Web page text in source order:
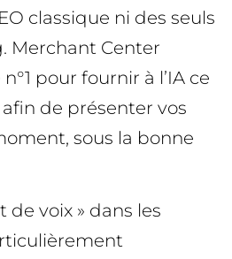
classique ni des seuls
Merchant Center
pour fournir à l’IA ce
de présenter vos
sous la bonne
de voix » dans les